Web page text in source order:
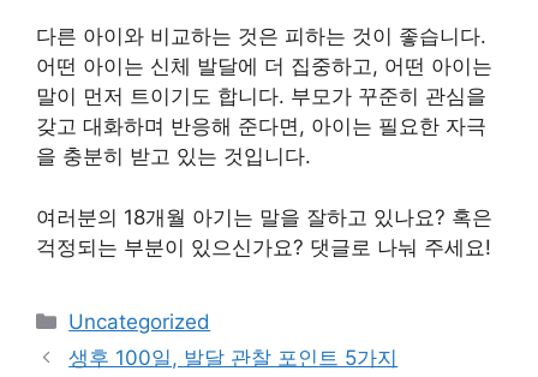
다른 아이와 비교하는 것은 피하는 것이 좋습니다.
어떤 아이는 신체 발달에 더 집중하고, 어떤 아이는
말이 먼저 트이기도 합니다. 부모가 꾸준히 관심을
갖고 대화하며 반응해 준다면, 아이는 필요한 자극
을 충분히 받고 있는 것입니다.
여러분의 18개월 아기는 말을 잘하고 있나요? 혹은
걱정되는 부분이 있으신가요? 댓글로 나눠 주세요!
Categories
Uncategorized
생후 100일, 발달 관찰 포인트 5가지